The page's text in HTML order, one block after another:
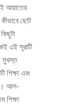
আয়াতের
ছোট
এই সূরাটি
মুখস্ত
শিক্ষা এবং
আল-
শিক্ষা